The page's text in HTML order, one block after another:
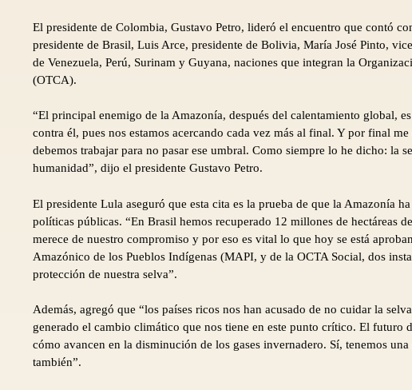
El presidente de Colombia, Gustavo Petro, lideró el encuentro que contó
presidente de Brasil, Luis Arce, presidente de Bolivia, María José Pinto,
de Venezuela, Perú, Surinam y Guyana, naciones que integran la
(OTCA).
“El principal enemigo de la Amazonía, después del calentamiento global,
contra él, pues nos estamos acercando cada vez más al final. Y por final
debemos trabajar para no pasar ese umbral. Como siempre lo he dicho: la
humanidad”, dijo el presidente Gustavo Petro.
El presidente Lula aseguró que esta cita es la prueba de que la Amazonía
políticas públicas. “En Brasil hemos recuperado 12 millones de hectáreas
merece de nuestro compromiso y por eso es vital lo que hoy se está
Amazónico de los Pueblos Indígenas (MAPI, y de la OCTA Social, dos
protección de nuestra selva”.
Además, agregó que “los países ricos nos han acusado de no cuidar la
generado el cambio climático que nos tiene en este punto crítico. El futuro
cómo avancen en la disminución de los gases invernadero. Sí, tenemos
también”.